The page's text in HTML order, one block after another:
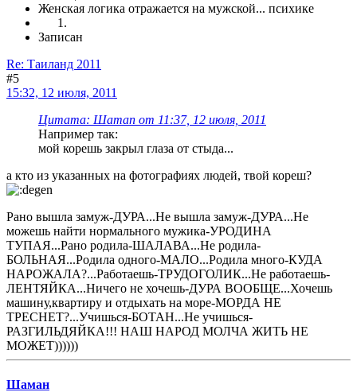
Женская логика отражается на мужской... психике
Записан
Re: Таиланд 2011
#5
15:32, 12 июля, 2011
Цитата: Шаman от 11:37, 12 июля, 2011
Например так:
мой корешь закрыл глаза от стыда...
а кто из указанных на фотографиях людей, твой кореш?
Рано вышла замуж-ДУРА...Не вышла замуж-ДУРА...Не
можешь найти нормального мужика-УРОДИНА
ТУПАЯ...Рано родила-ШАЛАВА...Не родила-
БОЛЬНАЯ...Родила одного-МАЛО...Родила много-КУДА
НАРОЖАЛА?...Работаешь-ТРУДОГОЛИК...Не работаешь-
ЛЕНТЯЙКА...Ничего не хочешь-ДУРА ВООБЩЕ...Хочешь
машину,квартиру и отдыхать на море-МОРДА НЕ
ТРЕСНЕТ?...Учишься-БОТАН...Не учишься-
РАЗГИЛЬДЯЙКА!!! НАШ НАРОД МОЛЧА ЖИТЬ НЕ
МОЖЕТ))))))
Шаман